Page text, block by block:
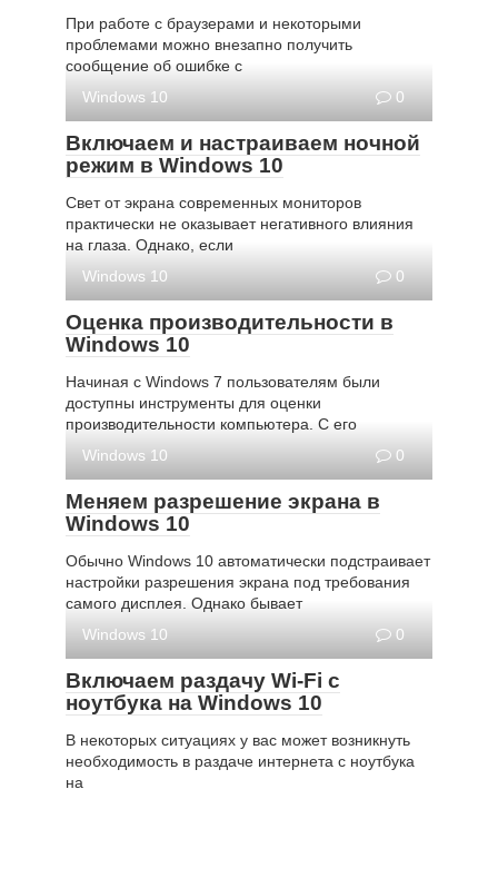
При работе с браузерами и некоторыми
проблемами можно внезапно получить
сообщение об ошибке с
Windows 10
0
Включаем и настраиваем ночной
режим в Windows 10
Свет от экрана современных мониторов
практически не оказывает негативного влияния
на глаза. Однако, если
Windows 10
0
Оценка производительности в
Windows 10
Начиная с Windows 7 пользователям были
доступны инструменты для оценки
производительности компьютера. С его
Windows 10
0
Меняем разрешение экрана в
Windows 10
Обычно Windows 10 автоматически подстраивает
настройки разрешения экрана под требования
самого дисплея. Однако бывает
Windows 10
0
Включаем раздачу Wi-Fi с
ноутбука на Windows 10
В некоторых ситуациях у вас может возникнуть
необходимость в раздаче интернета с ноутбука
на